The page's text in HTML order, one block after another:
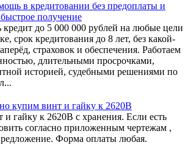
в кредитовании без предоплаты и
получение
до 5 000 000 рублей на любые цели
срок кредитования до 8 лет, без какой-
страховок и обеспечения. Работаем
длительными просрочками,
историей, судебными решениями по
купим винт и гайку к 2620В
гайку к 2620В с хранения. Если есть
согласно приложенным чертежам ,
Форма оплаты любая.